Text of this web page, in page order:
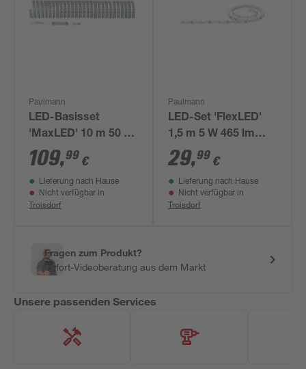
Paulmann
LED-Basisset
'MaxLED' 10 m 50 W
5500 lm
tageslichtweiß,
silber
109,99 €
Lieferung nach Hause
Nicht verfügbar in
Troisdorf
Paulmann
LED-Set 'FlexLED'
1,5 m 5 W 465 lm
warmweiß, weiß
29,99 €
Lieferung nach Hause
Nicht verfügbar in
Troisdorf
Fragen zum Produkt?
Sofort-Videoberatung aus dem Markt
Unsere passenden Services